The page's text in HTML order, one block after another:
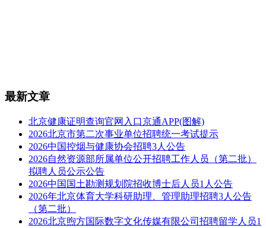
最新文章
北京健康证明查询官网入口京通APP(图解)
2026北京市第二次事业单位招聘统一考试提示
2026中国控烟与健康协会招聘3人公告
2026自然资源部所属单位公开招聘工作人员（第二批）
拟聘人员公示公告
2026中国国土勘测规划院招收博士后人员1人公告
2026年北京体育大学科研助理、管理助理招聘3人公告
（第二批）
2026北京煦方国际数字文化传媒有限公司招聘留学人员1